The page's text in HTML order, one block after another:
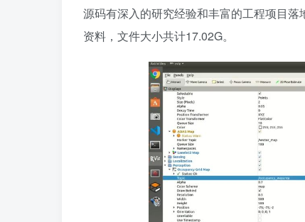
源码有深入的研究经验和丰富的工程项目
资料，文件大小共计17.02G。